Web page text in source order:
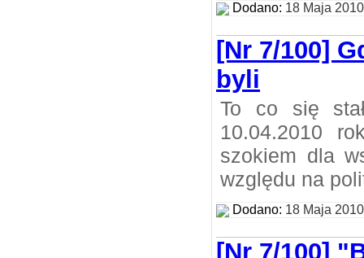
Dodano: 18 Maja 2010
[Nr 7/100]
byli
To co się
10.04.2010
szokiem dla
względu na
Dodano: 18 Maja 2010
[Nr 7/100]